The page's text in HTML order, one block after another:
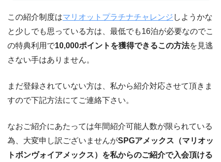
この紹介制度はマリオットプラチナチャレンジ しようかな
と少しでも思っている方は、最低でも16泊が必要なのでこ
の特典利用で10,000ポイントを獲得できるこの方法を見逃
さない手はありません。
まだ登録されていない方は、私から紹介対応させて頂きま
すので下記方法にてご連絡下さい。
なおご紹介にあたっては年間紹介可能人数が限られている
為、大変申し訳ございませんがSPGアメックス（マリオッ
トボンヴォイアメックス）を私からのご紹介で入会頂ける